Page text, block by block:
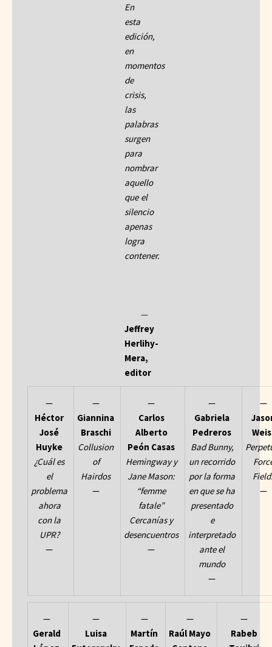
En
esta
edición,
en
momentos
de
crisis,
las
palabras
surgen
para
nombrar
aquello
que el
silencio
apenas
logra
contener.
—
Jeffrey
Herlihy-
Mera,
editor
—
Héctor
José
Huyke
¿Cuál es
el
problema
ahora
con la
UPR?
—
—
Giannina
Braschi
Collusion
of
Hairdos
—
—
Carlos
Alberto
Peón Casas
Hemingway y
Jane Mason:
“femme
fatale”
Cercanías y
desencuentros
—
—
Gabriela
Pedreros
Bad Bunny,
un recorrido
por la forma
en que se ha
presentado
e
interpretado
ante el
mundo
—
—
—
—
Gerald
—
Luisa
—
Martín
—
Raúl Mayo
—
Rabeb